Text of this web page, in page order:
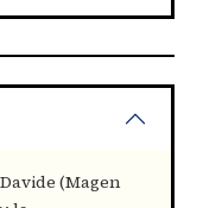
(Magen